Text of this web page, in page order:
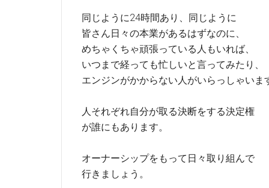
同じように24時間あり、同じように
皆さん日々の本業があるはずなのに、
めちゃくちゃ頑張っている人もいれば、
いつまで経っても忙しいと言ってみたり、
エンジンがかからない人がいらっしゃいま
人それぞれ自分が取る決断をする決定権
が誰にもあります。
オーナーシップをもって日々取り組んで
行きましょう。